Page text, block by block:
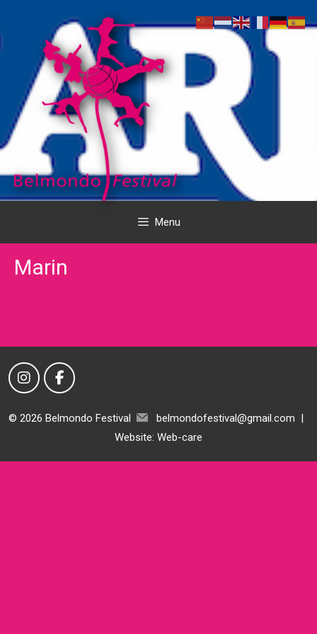
de
inhoud
Menu
Marin
© 2026 Belmondo Festival belmondofestival@gmail.com |
Website: Web-care